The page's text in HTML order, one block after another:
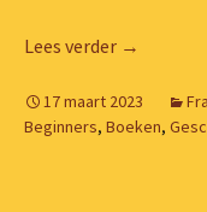
Lees verder Lezen
→
17 maart 2023
Beginners, Boeken,